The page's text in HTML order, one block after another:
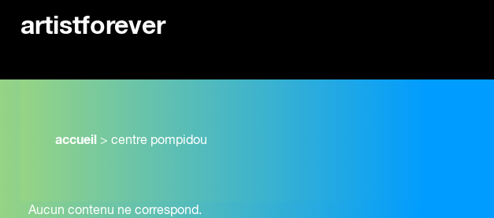
artistforever
accueil > centre pompidou
Aucun contenu ne correspond.